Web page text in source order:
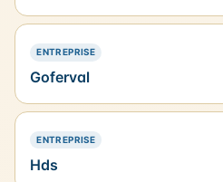
ENTREPRISE— PRÉSENCE SIMPLE
Goferval
ENTREPRISE— PRÉSENCE SIMPLE
Hds